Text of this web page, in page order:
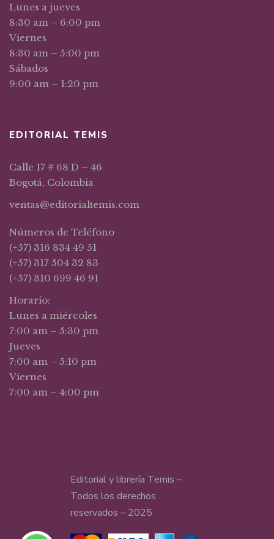
Lunes a jueves
8:30 am – 6:00 pm
Viernes
8:30 am – 5:00 pm
Sábados
9:00 am – 1:20 pm
EDITORIAL TEMIS
Calle 17 # 68 D – 46
Bogotá, Colombia
ventas@editorialtemis.com
Números de Teléfono
(+57) 316 834 49 51
(+57) 317 504 32 83
(+57) 310 699 46 91
Horario:
Lunes a miércoles
7:00 am – 5:30 pm
Jueves
7:00 am – 5:10 pm
Viernes
7:00 am – 4:00 pm
Editorial y librería Temis –
Todos los derechos
reservados – 2025